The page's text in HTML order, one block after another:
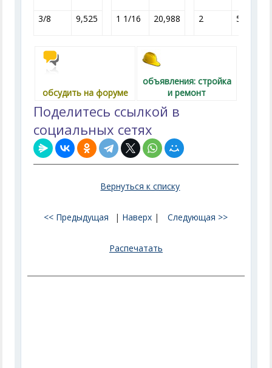
3/8 9,525 1 1/16 20,988 2 50,800
обсудить на форуме
объявления: стройка
и ремонт
Поделитесь ссылкой в
социальных сетях
Вернуться к списку
<< Предыдущая | Наверх | Следующая >>
Распечатать